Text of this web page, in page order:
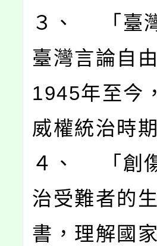
３、 「臺
臺灣言論自
1945年至今
威權統治時
４、 「創
治受難者的
書，理解國